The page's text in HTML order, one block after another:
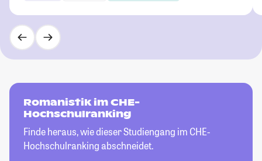
Romanistik im CHE-
Hochschulranking
Finde heraus, wie dieser Studiengang im CHE-
Hochschulranking abschneidet.